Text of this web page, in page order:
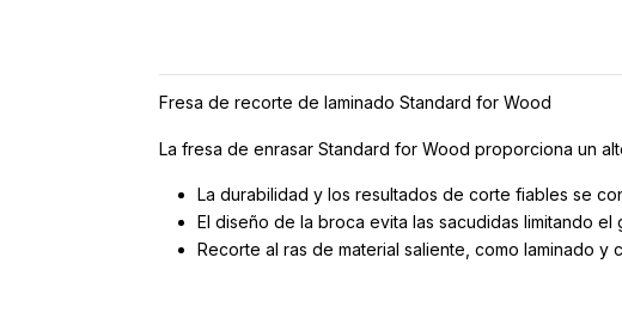
Fresa de recorte de laminado Standard for Wood
La fresa de enrasar Standard for Wood proporciona un
La durabilidad y los resultados de corte fiables se
El diseño de la broca evita las sacudidas limitando
Recorte al ras de material saliente, como laminado